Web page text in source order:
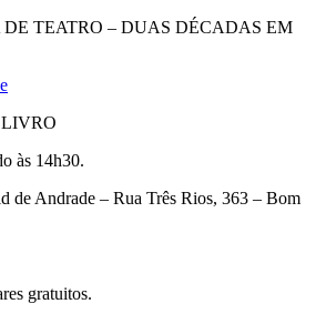
TEATRO – DUAS DÉCADAS EM
às 14h30.
de Andrade – Rua Três Rios, 363 – Bom
gratuitos.